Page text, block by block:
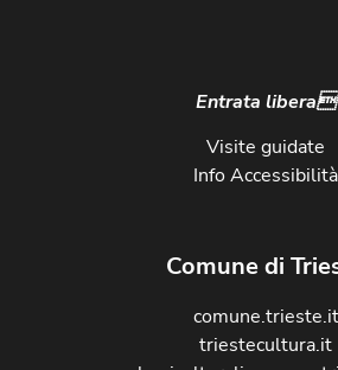
Entrata libera
Visite guidate
Info Accessibilità
Comune di
comune.trieste.it
triestecultura.it